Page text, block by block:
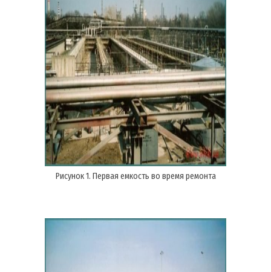
Рисунок 1. Первая емкость во время ремонта